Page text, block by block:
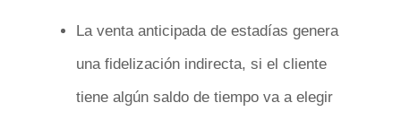
La venta anticipada de estadías genera
una fidelización indirecta, si el cliente
tiene algún saldo de tiempo va a elegir